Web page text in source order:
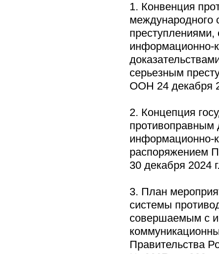
1. Конвенция
международного
информационно-
серьезным
ООН 24 декабря
2. Концепция
информационно-
распоряжением
30 декабря
3. План
системы
совершаемым с
Правительства